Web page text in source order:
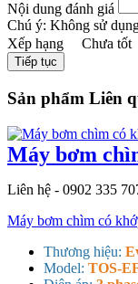
Nội dung đánh giá
Chú ý: Không sử
Xếp hạng Chưa tốt
Tiếp tục
Sản phẩm Liên
Máy bơm
Liên hệ - 0902 335
Máy bơm chìm có
Thương hiệu:
Model: TOS-